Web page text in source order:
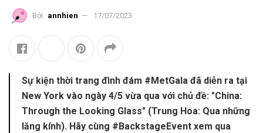
Bởi annhien 17/07/2023
Sự kiện thời trang đình đám ‪#‎MetGala‬ đã diễn ra tại
New York vào ngày 4/5 vừa qua với chủ đề: "China:
Through the Looking Glass" (Trung Hoa: Qua những
lăng kính). Hãy cùng ‪#‎BackstageEvent‬ xem qua